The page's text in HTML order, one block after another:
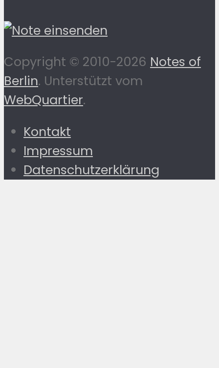
Copyright © 2010-2026 Notes of
Berlin. Unterstützt vom
WebQuartier.
Kontakt
Impressum
Datenschutzerklärung